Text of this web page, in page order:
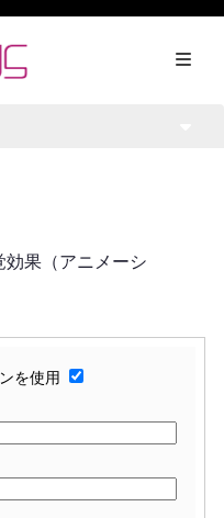
果（アニメーシ